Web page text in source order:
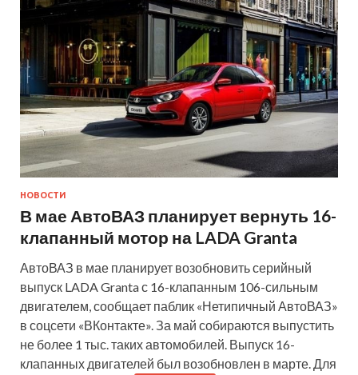
НОВОСТИ
В мае АвтоВАЗ планирует вернуть 16-
клапанный мотор на LADA Granta
АвтоВАЗ в мае планирует возобновить серийный
выпуск LADA Granta с 16-клапанным 106-сильным
двигателем, сообщает паблик «Нетипичный АвтоВАЗ»
в соцсети «ВКонтакте». За май собираются выпустить
не более 1 тыс. таких автомобилей. Выпуск 16-
клапанных двигателей был возобновлен в марте. Для